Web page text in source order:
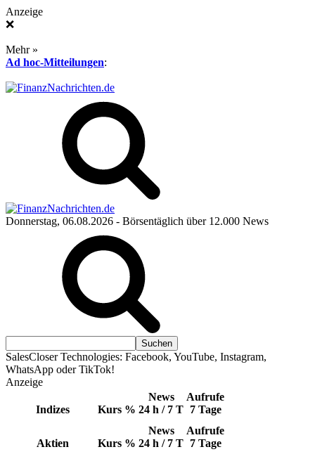
Anzeige
❌
Mehr »
Ad hoc-Mitteilungen:
Donnerstag, 06.08.2026 - Börsentäglich über 12.000 News
SalesCloser Technologies: Facebook, YouTube, Instagram,
WhatsApp oder TikTok!
Anzeige
Indizes Kurs %
News
24 h / 7 T
Aufrufe
7 Tage
Aktien Kurs %
News
24 h / 7 T
Aufrufe
7 Tage